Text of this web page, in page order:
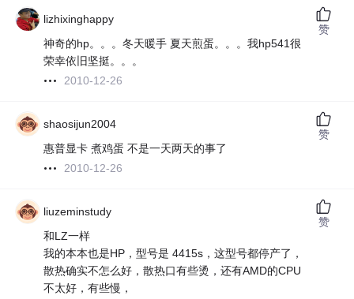
lizhixinghappy
神奇的hp。。。冬天暖手 夏天煎蛋。。。我hp541很
荣幸依旧坚挺。。。
2010-12-26
赞
shaosijun2004
惠普显卡 煮鸡蛋 不是一天两天的事了
2010-12-26
赞
liuzeminstudy
和LZ一样
我的本本也是HP，型号是 4415s，这型号都停产了，
散热确实不怎么好，散热口有些烫，还有AMD的CPU
不太好，有些慢，
赞